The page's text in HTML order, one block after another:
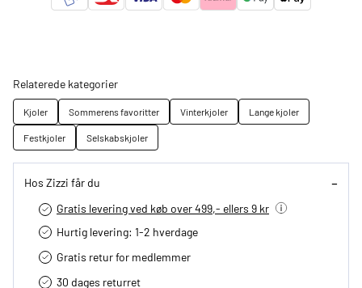
Relaterede kategorier
Kjoler Sommerens favoritter Vinterkjoler
Lange kjoler
Festkjoler
Selskabskjoler
Hos Zizzi får du
Gratis levering ved køb over 499,- ellers 9 kr
Hurtig levering­: 1-2 hverdage
Gratis retur for medlemmer
30 dages returret